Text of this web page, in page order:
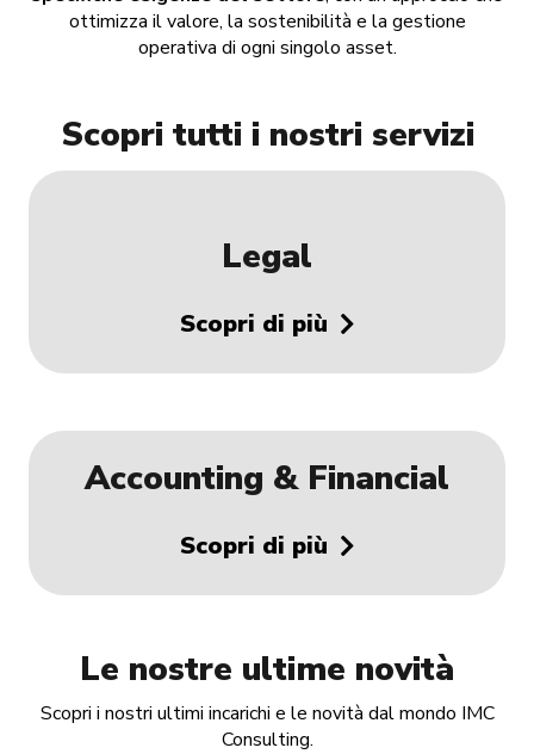
ottimizza il valore, la sostenibilità e la gestione
operativa di ogni singolo asset.
Scopri tutti i nostri servizi
Legal
Scopri di più
Accounting & Financial
Scopri di più
Le nostre ultime novità
Scopri i nostri ultimi incarichi e le novità dal mondo IMC
Consulting.